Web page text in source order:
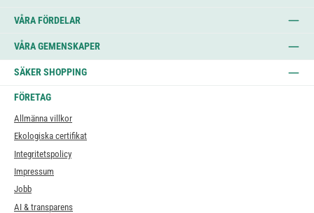
VÅRA FÖRDELAR
VÅRA GEMENSKAPER
SÄKER SHOPPING
FÖRETAG
Allmänna villkor
Ekologiska certifikat
Integritetspolicy
Impressum
Jobb
AI & transparens